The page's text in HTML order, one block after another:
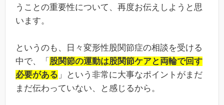
うことの重要性について、再度お伝えしようと思
います。
というのも、日々変形性股関節症の相談を受ける
中で、「 股関節の運動は股関節ケアと両輪で回す
必要がある 」という非常に大事なポイントがまだ
まだ伝わっていない、と感じるから。